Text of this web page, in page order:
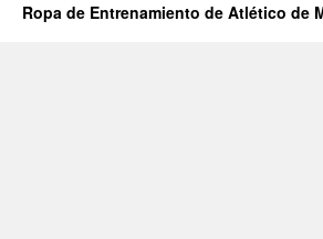
Ropa de Entrenamiento de Atlético de